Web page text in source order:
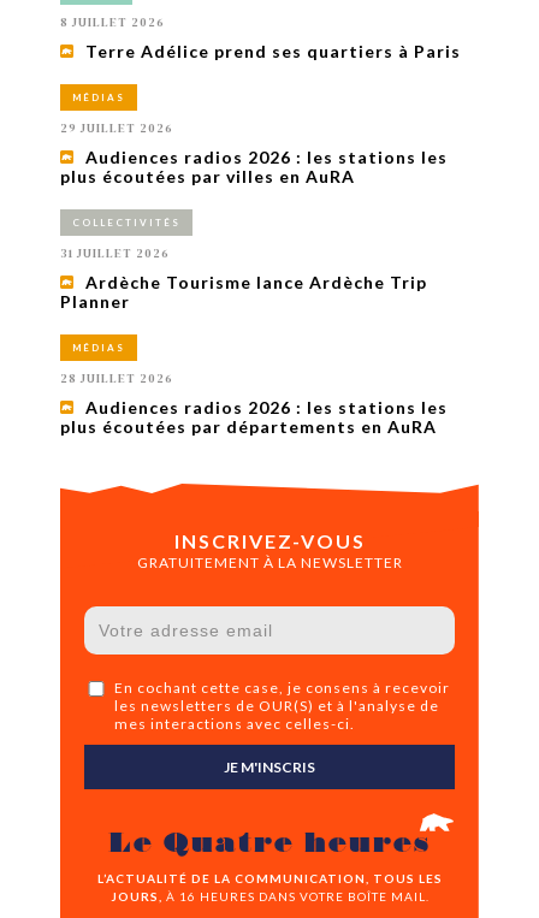
8 JUILLET 2026
Terre Adélice prend ses quartiers à Paris
MÉDIAS
29 JUILLET 2026
Audiences radios 2026 : les stations les
plus écoutées par villes en AuRA
COLLECTIVITÉS
31 JUILLET 2026
Ardèche Tourisme lance Ardèche Trip
Planner
MÉDIAS
28 JUILLET 2026
Audiences radios 2026 : les stations les
plus écoutées par départements en AuRA
INSCRIVEZ-VOUS
GRATUITEMENT À LA NEWSLETTER
En cochant cette case, je consens à recevoir
les newsletters de OUR(S) et à l'analyse de
mes interactions avec celles-ci.
JE M'INSCRIS
Le Quatre heures
L’ACTUALITÉ DE LA COMMUNICATION, TOUS LES
JOURS,
À 16 HEURES DANS VOTRE BOÎTE MAIL.